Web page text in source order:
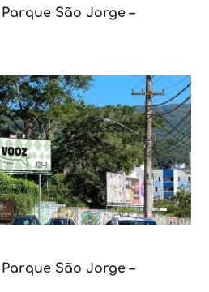
São Jorge –
São Jorge –